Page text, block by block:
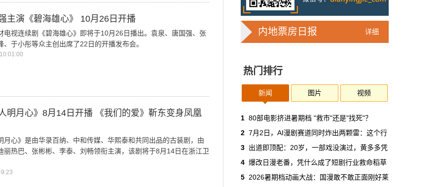
主演《碧海雄心》 10月26日开播
电视连续剧《碧海雄心》即将于10月26日播出。袁泉、唐国强、张
、于小彤等众主创出席了22日的开播发布会。
明月心》8月14日开播 《我们的爱》靳东变身凤凰
月心》是由华录百纳、中和传媒、华熙泰和共同出品的古装剧，由
丽热巴、张彬彬、李泰、刘畅领衔主演，该剧将于8月14日在浙江卫
32%，AI飙升到68%。
华策拿《西游记》赌AI那天，半个影视
一个做了几十年传统影视的头部公司，用这种
再是草根创业者的自嗨游戏，正规军来了。
本网原创
6月30日 11:34:00
7月1日起AI漫剧独立上户：30万以下
的，平台自己兜着
过去两年，AI漫剧用一种近乎无政府的方式，
吃掉了整个微短剧市场95%的产量，却几乎没
本网原创
详细
内地票房日报
热门排行
新闻 图片 视频
1 80部电影挤进暑期档 "救市"还是"找死"？
2 7月2日，AI漫剧赛道同时炸出两颗雷：这个行
3 出道即顶配：20岁，一部戏没演过，黄多多凭
4 爆改日漫老番，凭什么成了短剧行业救命稻草
5 2026暑期档动画大战：国漫敢不敢正面刚好莱